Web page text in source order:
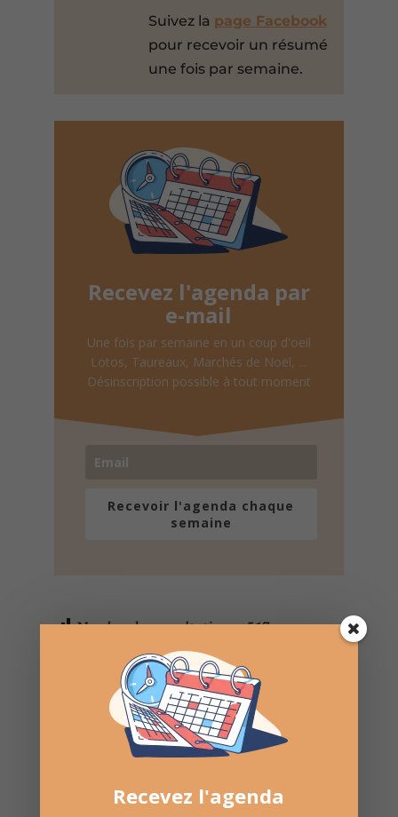
Suivez la page Facebook
pour recevoir un résumé
une fois par semaine.
Recevez l'agenda par
e-mail
Une fois par semaine en un coup d'oeil
Lotos, Taureaux, Marchés de Noël, ...
Désinscription possible à tout moment
Recevoir l'agenda chaque
semaine
Nombre de consultations : 517
Recevez l'agenda